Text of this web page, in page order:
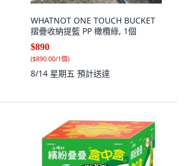
WHATNOT ONE TOUCH BUCKET
摺疊收納提籃 PP 橄欖綠, 1個
$890
($890.00/1個)
8/14 星期五 預計送達